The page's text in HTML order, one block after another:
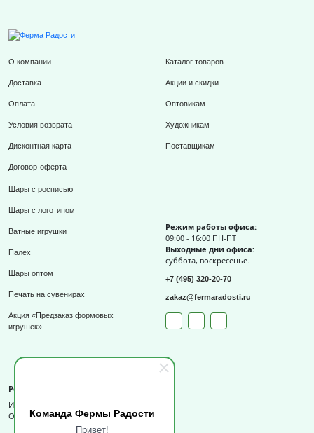
Команда Фермы Радости
Привет!
О компании
Доставка
Оплата
Условия возврата
Дисконтная карта
Договор-оферта
Каталог товаров
Акции и скидки
Оптовикам
Художникам
Поставщикам
Шары с росписью
Шары с логотипом
Ватные игрушки
Палех
Шары оптом
Печать на сувенирах
Акция «Предзаказ формовых
игрушек»
Режим работы офиса:
09:00 - 16:00 ПН-ПТ
Выходные дни офиса:
суббота, воскресенье.
+7 (495) 320-20-70
zakaz@fermaradosti.ru
Реквизиты
ИП Слизов Е.П.
ОГРНИП: 324508100709727,